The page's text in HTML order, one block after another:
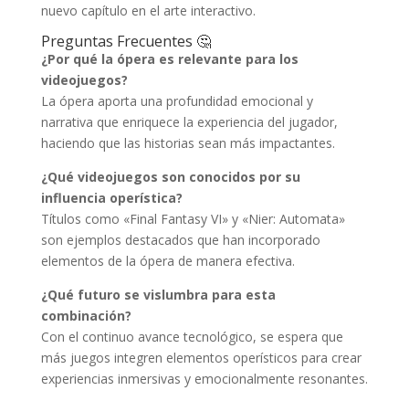
nuevo capítulo en el arte interactivo.
Preguntas Frecuentes 🤔
¿Por qué la ópera es relevante para los
videojuegos?
La ópera aporta una profundidad emocional y
narrativa que enriquece la experiencia del jugador,
haciendo que las historias sean más impactantes.
¿Qué videojuegos son conocidos por su
influencia operística?
Títulos como «Final Fantasy VI» y «Nier: Automata»
son ejemplos destacados que han incorporado
elementos de la ópera de manera efectiva.
¿Qué futuro se vislumbra para esta
combinación?
Con el continuo avance tecnológico, se espera que
más juegos integren elementos operísticos para crear
experiencias inmersivas y emocionalmente resonantes.